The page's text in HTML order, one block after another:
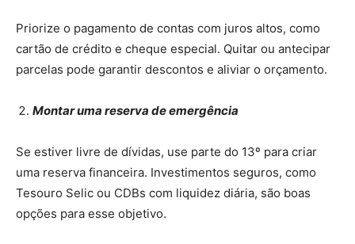
Priorize o pagamento de contas com juros altos, como
cartão de crédito e cheque especial. Quitar ou antecipar
parcelas pode garantir descontos e aliviar o orçamento.
Montar uma reserva de emergência
Se estiver livre de dívidas, use parte do 13º para criar
uma reserva financeira. Investimentos seguros, como
Tesouro Selic ou CDBs com liquidez diária, são boas
opções para esse objetivo.